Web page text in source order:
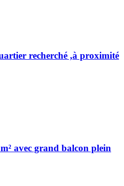
recherché ,à proximité
avec grand balcon plein